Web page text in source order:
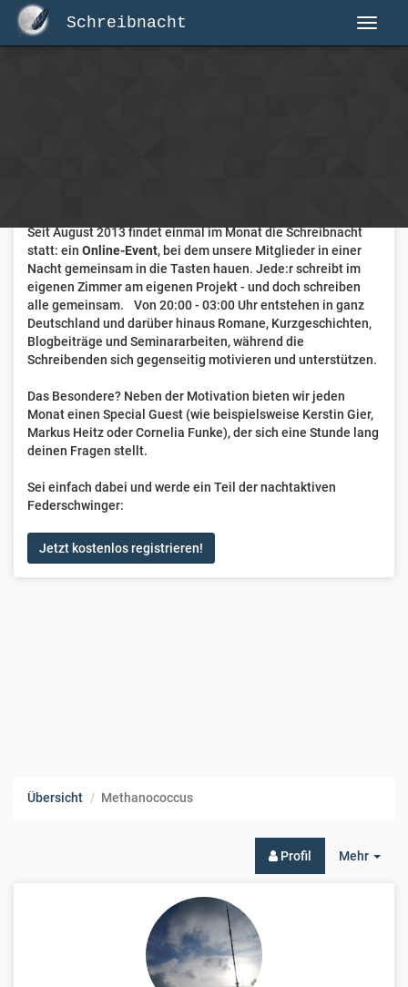
Schreibnacht
Seit August 2013 findet einmal im Monat die Schreibnacht
statt: ein Online-Event, bei dem unsere Mitglieder in einer
Nacht gemeinsam in die Tasten hauen. Jede:r schreibt im
eigenen Zimmer am eigenen Projekt - und doch schreiben
alle gemeinsam. Von 20:00 - 03:00 Uhr entstehen in ganz
Deutschland und darüber hinaus Romane, Kurzgeschichten,
Blogbeiträge und Seminararbeiten, während die
Schreibenden sich gegenseitig motivieren und unterstützen.
Das Besondere? Neben der Motivation bieten wir jeden
Monat einen Special Guest (wie beispielsweise Kerstin Gier,
Markus Heitz oder Cornelia Funke), der sich eine Stunde lang
deinen Fragen stellt.
Sei einfach dabei und werde ein Teil der nachtaktiven
Federschwinger:
Jetzt kostenlos registrieren!
Übersicht Methanococcus
Mehr
Profil